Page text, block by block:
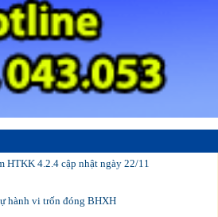
HTKK 4.2.4 cập nhật ngày 22/11
hành vi trốn đóng BHXH